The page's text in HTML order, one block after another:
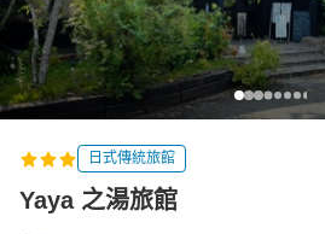
日式傳統旅館
Yaya 之湯旅館